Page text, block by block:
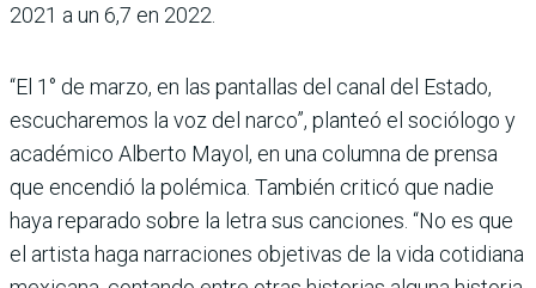
2021 a un 6,7 en 2022.
“El 1° de marzo, en las pantallas del canal del Estado,
escucharemos la voz del narco”, planteó el sociólogo y
académico Alberto Mayol, en una columna de prensa
que encendió la polémica. También criticó que nadie
haya reparado sobre la letra sus canciones. “No es que
el artista haga narraciones objetivas de la vida cotidiana